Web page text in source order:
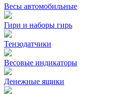
Весы автомобильные
Гири и наборы гирь
Тензодатчики
Весовые индикаторы
Денежные ящики